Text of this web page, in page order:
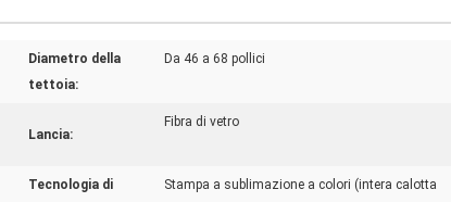
Diametro della
tettoia:
Da 46 a 68 pollici
Lancia:
Fibra di vetro
Tecnologia di
Stampa a sublimazione a colori (intera calotta